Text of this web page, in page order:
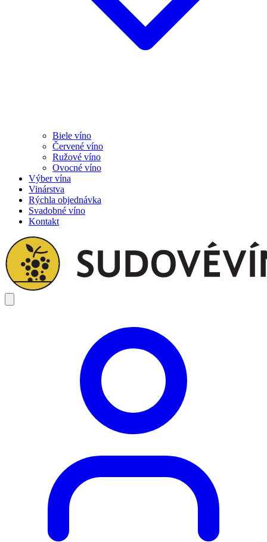
Biele víno
Červené víno
Ružové víno
Ovocné víno
Výber vína
Vinárstva
Rýchla objednávka
Svadobné víno
Kontakt